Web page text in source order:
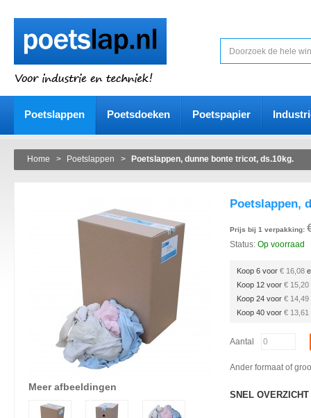
Poetslappen Poetsdoeken Poetspapier
Home > Poetslappen > Poetslappen, dunne bonte tricot, ds.10kg.
Poetslappen,
Prijs bij 1 verpakking:
Status: Op voorraad
Koop 6 voor € 16,08
Koop 12 voor € 15,20
Koop 24 voor € 14,49
Koop 40 voor € 13,61
Aantal
Ander formaat of
SNEL OVERZICHT
Meer afbeeldingen